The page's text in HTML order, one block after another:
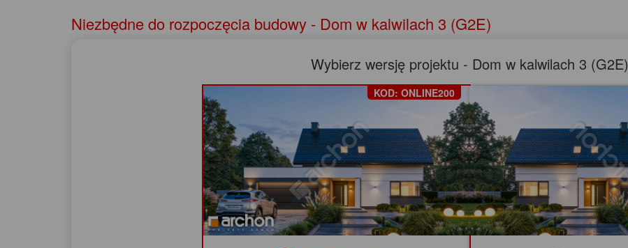
Niezbędne do rozpoczęcia budowy - Dom w kalwilach 3 (G2E)
Wybierz wersję projektu - Dom w kalwilach 3 (G2E)
KOD: ONLINE200